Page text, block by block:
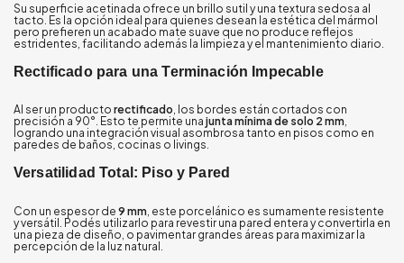
Su superficie acetinada ofrece un brillo sutil y una textura sedosa al
tacto. Es la opción ideal para quienes desean la estética del mármol
pero prefieren un acabado mate suave que no produce reflejos
estridentes, facilitando además la limpieza y el mantenimiento diario.
Rectificado para una Terminación Impecable
Al ser un producto rectificado, los bordes están cortados con
precisión a 90°. Esto te permite una junta mínima de solo 2 mm,
logrando una integración visual asombrosa tanto en pisos como en
paredes de baños, cocinas o livings.
Versatilidad Total: Piso y Pared
Con un espesor de 9 mm, este porcelánico es sumamente resistente
y versátil. Podés utilizarlo para revestir una pared entera y convertirla en
una pieza de diseño, o pavimentar grandes áreas para maximizar la
percepción de la luz natural.